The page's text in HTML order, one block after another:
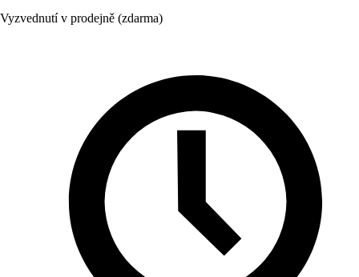
Vyzvednutí v prodejně (zdarma)